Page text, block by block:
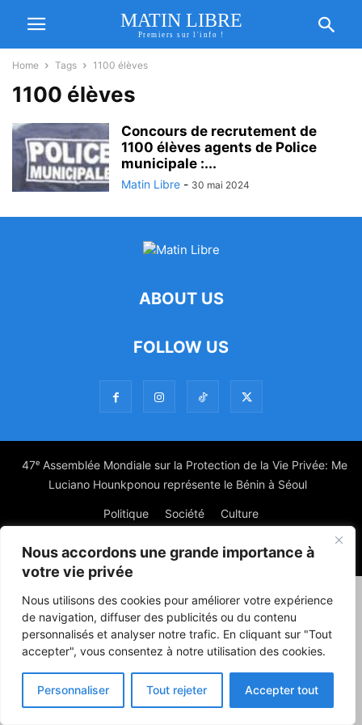
Nous accordons une grande importance à
votre vie privée
Nous utilisons des cookies pour améliorer votre expérience
de navigation, diffuser des publicités ou du contenu
personnalisés et analyser notre trafic. En cliquant sur "Tout
accepter", vous consentez à notre utilisation des cookies.
Personnaliser Tout rejeter Accepter tout
MATIN LIBRE
Premiers sur l'info !
Home Tags 1100 élèves
1100 élèves
Concours de recrutement de
1100 élèves agents de Police
municipale :...
Matin Libre - 30 mai 2024
ABOUT US
FOLLOW US
47ᵉ Assemblée Mondiale sur la Protection de la Vie Privée: Me
Luciano Hounkponou représente le Bénin à Séoul
Politique Société Culture
© Powered by digitXplus Francophone